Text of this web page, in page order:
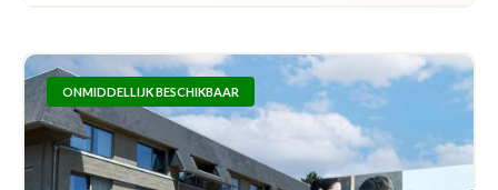
ONMIDDELLIJK BESCHIKBAAR